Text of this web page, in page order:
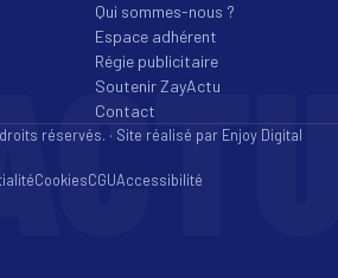
Qui sommes-nous ?
Espace adhérent
Régie publicitaire
Soutenir ZayActu
Contact
réservés. · Site réalisé par Enjoy Digital
CookiesCGUAccessibilité